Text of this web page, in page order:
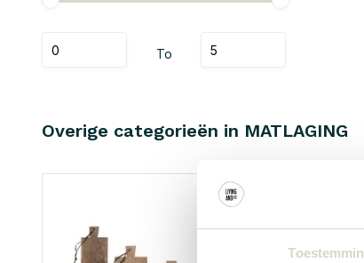
To
Overige categorieën in MATLAGING